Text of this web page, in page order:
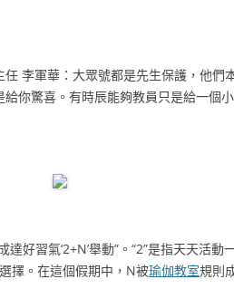
李軍華：大眾號都是先生保護，他們
你驚喜。有時辰能夠教員只是給一個
習氣‘2+N’舉動”。“2”是指天天活動
擇。在這個假期中，N被瑜伽教室規則